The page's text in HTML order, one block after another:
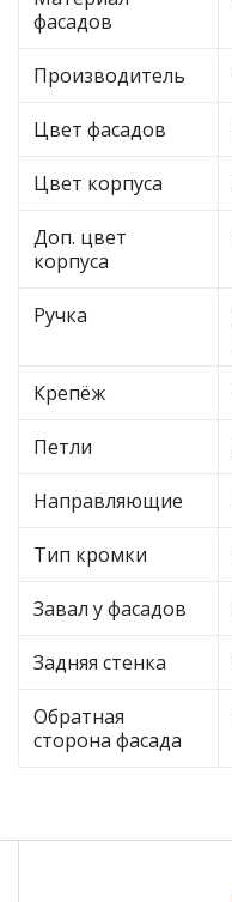
фасадов
Производитель
Цвет фасадов
Цвет корпуса
Доп. цвет
корпуса
Ручка
Крепёж
Петли
Направляющие
Тип кромки
Завал у фасадов
Задняя стенка
Обратная
сторона фасада